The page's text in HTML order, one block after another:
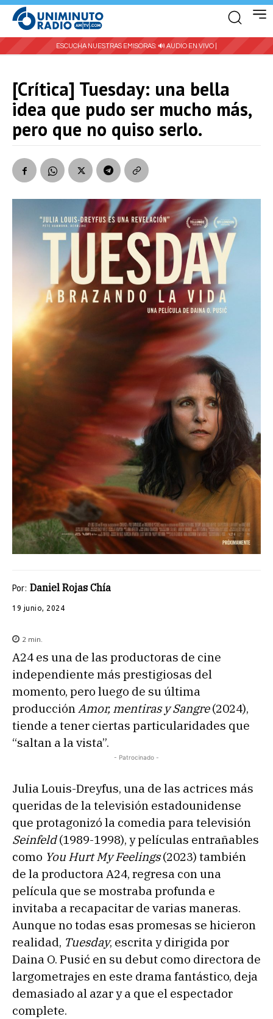
ESCUCHA NUESTRAS EMISORAS: 🔊 AUDIO EN VIVO |
[Crítica] Tuesday: una bella
idea que pudo ser mucho más,
pero que no quiso serlo.
Por: Daniel Rojas Chía
19 junio, 2024
2 min.
A24 es una de las productoras de cine
independiente más prestigiosas del
momento, pero luego de su última
producciónAmor, mentiras y Sangre(2024),
tiende a tener ciertas particularidades que
“saltan a la vista”.
- Patrocinado -
Julia Louis-Dreyfus, una de las actrices más
queridas de la televisión estadounidense
que protagonizó la comedia para televisión
Seinfeld(1989-1998), y películas entrañables
como You Hurt My Feelings(2023) también
de la productora A24, regresa con una
película que se mostraba profunda e
invitaba a recapacitar de varias maneras.
Aunque no todas esas promesas se hicieron
realidad, Tuesday, escrita y dirigida por
Daina O. Pusić en su debut como directora de
largometrajes en este drama fantástico, deja
demasiado al azar y a que el espectador
complete.